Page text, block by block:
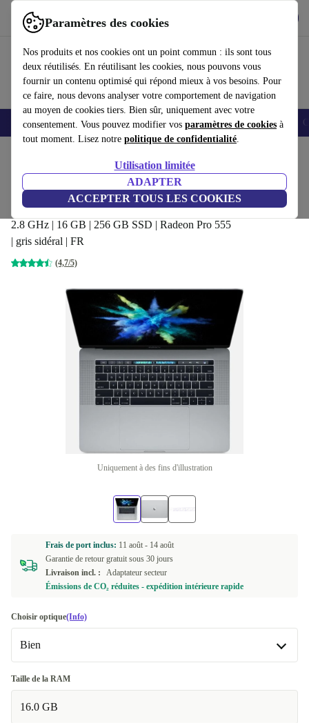
Paramètres des cookies
Nos produits et nos cookies ont un point commun : ils sont tous
deux réutilisés. En réutilisant les cookies, nous pouvons vous
fournir un contenu optimisé qui répond mieux à vos besoins. Pour
ce faire, nous devons analyser votre comportement de navigation
au moyen de cookies tiers. Bien sûr, uniquement avec votre
consentement. Vous pouvez modifier vos paramètres de cookies à
tout moment. Lisez notre politique de confidentialité.
Utilisation limitée
ADAPTER
ACCEPTER TOUS LES COOKIES
Utilisez refurbed rapidement et facilement
Smartphones Laptops Tablettes Montres connectées Accessoires
Apple MacBook Pro 2017 | 15.4-
pouces | Touch Bar
2.8 GHz | 16 GB | 256 GB SSD | Radeon Pro 555
| gris sidéral | FR
(4,7/5)
339,00 €
Uniquement à des fins d'illustration
Frais de port inclus: 11 août - 14 août
Garantie de retour gratuit sous 30 jours
Livraison incl. :
Adaptateur secteur
Émissions de CO₂ réduites - expédition intérieure rapide
Choisir optique(Info)
Bien
Bien
Très bien
Taille de la RAM
16.0 GB